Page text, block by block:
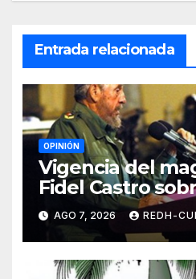
Entrada relacionada
OPINIÓN
Vigencia del
Fidel Castro
del liderazgo
Por Jorge Luís
AGO 7, 2026 REDH-